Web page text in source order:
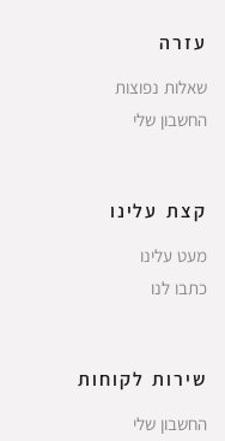
עזרה
שאלות נפוצות
החשבון שלי
קצת עלינו
מעט עלינו
כתבו לנו
שירות לקוחות
החשבון שלי